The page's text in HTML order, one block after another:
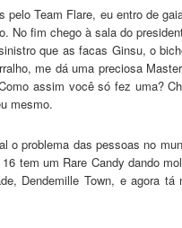
Team Flare, eu entro de
fim chego à sala do
que as facas Ginsu, o
me dá uma preciosa
assim você só fez uma?
mesmo.
problema das pessoas no
tem um Rare Candy dando
Dendemille Town, e agora